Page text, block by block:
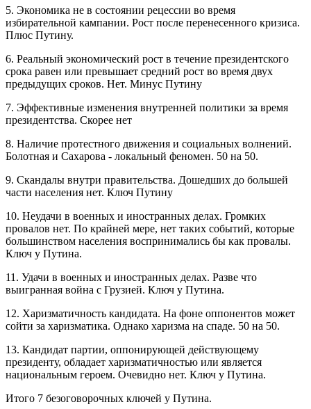
5. Экономика не в состоянии рецессии во время
избирательной кампании. Рост после перенесенного кризиса.
Плюс Путину.
6. Реальный экономический рост в течение президентского
срока равен или превышает средний рост во время двух
предыдущих сроков. Нет. Минус Путину
7. Эффективные изменения внутренней политики за время
президентства. Скорее нет
8. Наличие протестного движения и социальных волнений.
Болотная и Сахарова - локальный феномен. 50 на 50.
9. Скандалы внутри правительства. Дошедших до большей
части населения нет. Ключ Путину
10. Неудачи в военных и иностранных делах. Громких
провалов нет. По крайней мере, нет таких событий, которые
большинством населения воспринимались бы как провалы.
Ключ у Путина.
11. Удачи в военных и иностранных делах. Разве что
выигранная война с Грузией. Ключ у Путина.
12. Харизматичность кандидата. На фоне оппонентов может
сойти за харизматика. Однако харизма на спаде. 50 на 50.
13. Кандидат партии, оппонирующей действующему
президенту, обладает харизматичностью или является
национальным героем. Очевидно нет. Ключ у Путина.
Итого 7 безоговорочных ключей у Путина.